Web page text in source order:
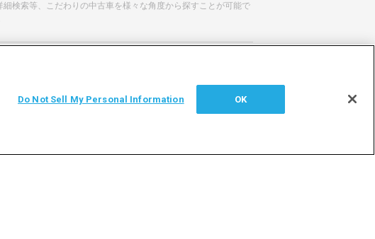
検索等、こだわりの中古車を様々な角度から探すことが可能で
利用者情報の外部送信について
Do Not Sell My Personal Information OK